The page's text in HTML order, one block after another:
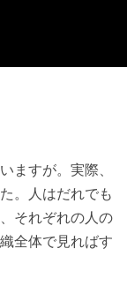
ますが。実際、
。人はだれでも
それぞれの人の
全体で見ればす